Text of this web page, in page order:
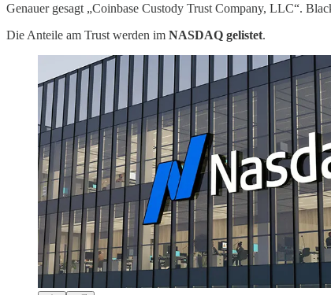
Genauer gesagt „Coinbase Custody Trust Company, LLC“.
Die Anteile am Trust werden im NASDAQ gelistet.